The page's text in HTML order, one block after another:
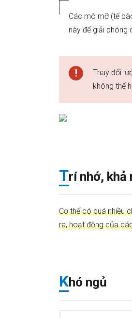
Các mô mỡ (tế
này để giải phóng
Thay đổi
không thể
Trí nhớ, khả
Cơ thể có quá nhiều
ra, hoạt động của
Khó ngủ